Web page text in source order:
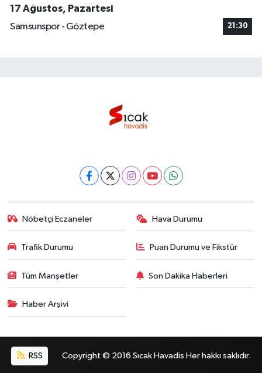
17 Ağustos, Pazartesi
Samsunspor - Göztepe
21:30
Nöbetçi Eczaneler Hava Durumu
Trafik Durumu Puan Durumu ve Fikstür
Tüm Manşetler Son Dakika Haberleri
Haber Arşivi
RSS Copyright © 2016 Sıcak Havadis Her hakkı saklıdır.